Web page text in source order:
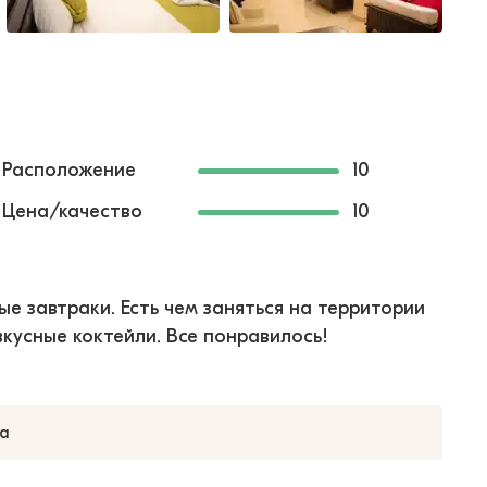
Расположение
10
Цена/качество
10
Есть чем заняться на территории
коктейли. Все понравилось!